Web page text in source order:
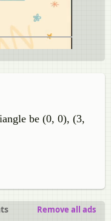
be (0, 0), (3,
Remove all ads